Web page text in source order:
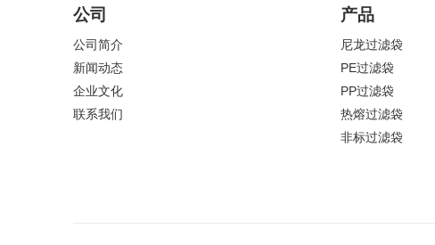
公司
公司简介
新闻动态
企业文化
联系我们
产品
尼龙过滤袋
PE过滤袋
PP过滤袋
热熔过滤袋
非标过滤袋